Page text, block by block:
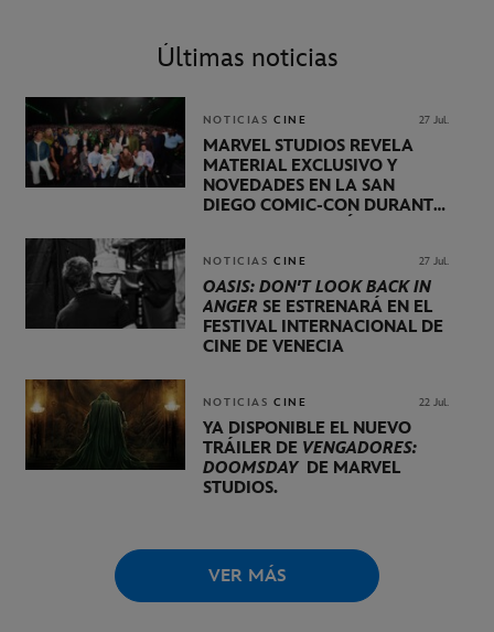
Últimas noticias
NOTICIAS CINE 27 Jul.
MARVEL STUDIOS REVELA
MATERIAL EXCLUSIVO Y
NOVEDADES EN LA SAN
DIEGO COMIC-CON DURANTE
NOTICIAS CINE 27 Jul.
OASIS: DON'T LOOK BACK IN
ANGER SE ESTRENARÁ EN EL
FESTIVAL INTERNACIONAL DE
CINE DE VENECIA
NOTICIAS CINE 22 Jul.
YA DISPONIBLE EL NUEVO
TRÁILER DE VENGADORES:
DOOMSDAYDE MARVEL
STUDIOS.
VER MÁS